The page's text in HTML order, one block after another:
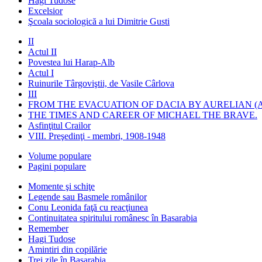
Excelsior
Şcoala sociologică a lui Dimitrie Gusti
II
Actul II
Povestea lui Harap-Alb
Actul I
Ruinurile Târgoviştii, de Vasile Cârlova
III
FROM THE EVACUATION OF DACIA BY AURELIAN
THE TIMES AND CAREER OF MICHAEL THE BRAVE.
Asfinţitul Crailor
VIII. Preşedinţi - membri, 1908-1948
Volume populare
Pagini populare
Momente şi schiţe
Legende sau Basmele românilor
Conu Leonida faţă cu reacţiunea
Continuitatea spiritului românesc în Basarabia
Remember
Hagi Tudose
Amintiri din copilărie